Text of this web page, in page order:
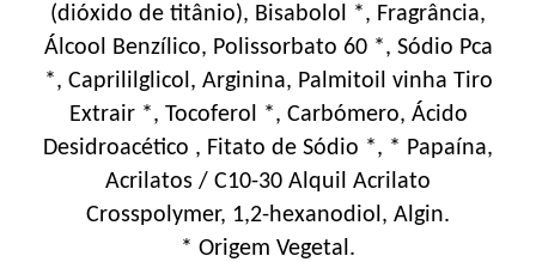
(dióxido de titânio), Bisabolol *, Fragrância,
Álcool Benzílico, Polissorbato 60 *, Sódio Pca
*, Caprililglicol, Arginina, Palmitoil vinha Tiro
Extrair *, Tocoferol *, Carbómero, Ácido
Desidroacético , Fitato de Sódio *, * Papaína,
Acrilatos / C10-30 Alquil Acrilato
Crosspolymer, 1,2-hexanodiol, Algin.
* Origem Vegetal.